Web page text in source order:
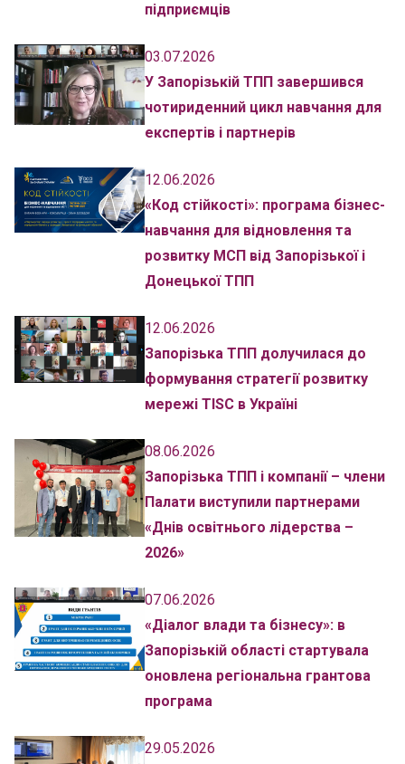
підприємців
03.07.2026
У Запорізькій ТПП завершився
чотириденний цикл навчання для
експертів і партнерів
12.06.2026
«Код стійкості»: програма бізнес-
навчання для відновлення та
розвитку МСП від Запорізької і
Донецької ТПП
12.06.2026
Запорізька ТПП долучилася до
формування стратегії розвитку
мережі TISC в Україні
08.06.2026
Запорізька ТПП і компанії – члени
Палати виступили партнерами
«Днів освітнього лідерства –
2026»
07.06.2026
«Діалог влади та бізнесу»: в
Запорізькій області стартувала
оновлена регіональна грантова
програма
29.05.2026